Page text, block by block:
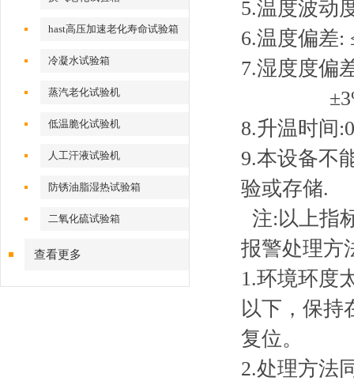
hast高压加速老化寿命试验箱
冷凝水试验箱
蒸汽老化试验机
低温脆化试验机
人工汗液试验机
防锈油脂湿热试验箱
二氧化硫试验箱
查看更多
5.温度波动
6.温度偏差:
7.湿度度偏
8.升温时间
9.本设备不
验或存储.
注:以上指
报警处理方
1.环境环度
以下，保持
复位。
2.处理方法